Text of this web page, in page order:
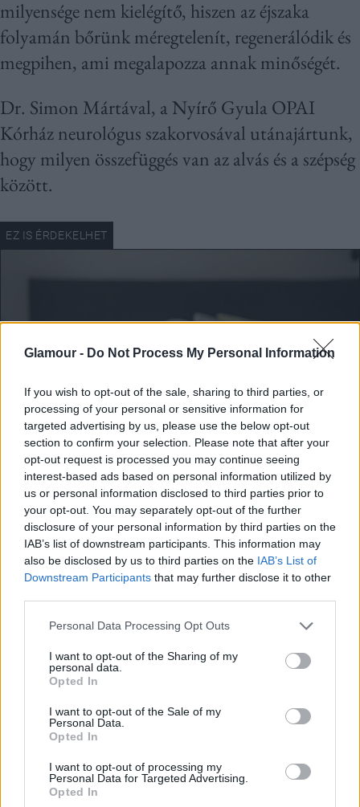
Glamour - Do Not Process My Personal Information
If you wish to opt-out of the sale, sharing to third parties, or
processing of your personal or sensitive information for
targeted advertising by us, please use the below opt-out
section to confirm your selection. Please note that after your
opt-out request is processed you may continue seeing
interest-based ads based on personal information utilized by
us or personal information disclosed to third parties prior to
your opt-out. You may separately opt-out of the further
disclosure of your personal information by third parties on the
IAB’s list of downstream participants. This information may
also be disclosed by us to third parties on the IAB’s List of
Downstream Participants that may further disclose it to other
Please note that this website/app uses one or more Google
not limited to your visit or usage behaviour. You may click to
grant or deny consent to Google and its third-party tags to
use your data for below specified purposes in below Google
consent section.
Personal Data Processing Opt Outs
I want to opt-out of the Sharing of my
personal data.
Opted In
I want to opt-out of the Sale of my
Personal Data.
Opted In
I want to opt-out of processing my
Personal Data for Targeted Advertising.
Opted In
milyensége nem kielégítő, hiszen az éjszaka
folyamán bőrünk méregtelenít, regenerálódik és
megpihen, ami megalapozza annak minőségét.
Dr. Simon Mártával, a Nyírő Gyula OPAI
Kórház neurológus szakorvosával utánajártunk,
hogy milyen összefüggés van az alvás és a szépség
között.
A fengsuj szerint
ilyen a tökéletes hálószoba
Az alvás és a bőr kapcsolata
Az alvás minősége szorosan összefügg általános
jólétünkkel, bőrünk állapotával és a
testsúlyunkkal. Alvás közben csökken a